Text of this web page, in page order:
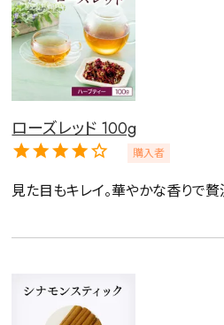
ローズレッド 100g
購入者
見た目もキレイ。華やかな香りで